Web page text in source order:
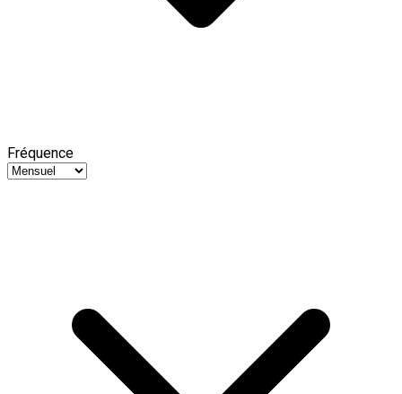
Fréquence